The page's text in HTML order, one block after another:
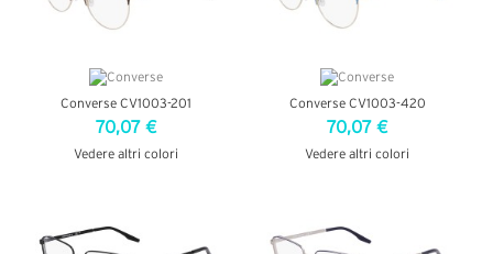
Converse CV1003-201
70,07 €
Vedere altri colori
Converse CV1003-420
70,07 €
Vedere altri colori